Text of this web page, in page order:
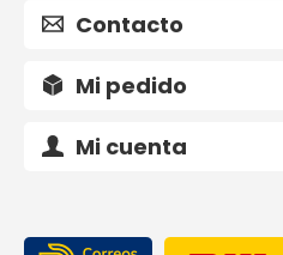
Contacto
Mi pedido
Mi cuenta